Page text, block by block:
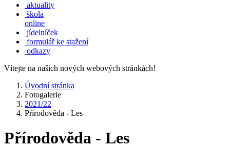
aktuality
škola
online
jídelníček
formulář ke stažení
odkazy
Vítejte na našich nových webových stránkách!
Úvodní stránka
Fotogalerie
2021/22
Přírodověda - Les
Přírodověda - Les